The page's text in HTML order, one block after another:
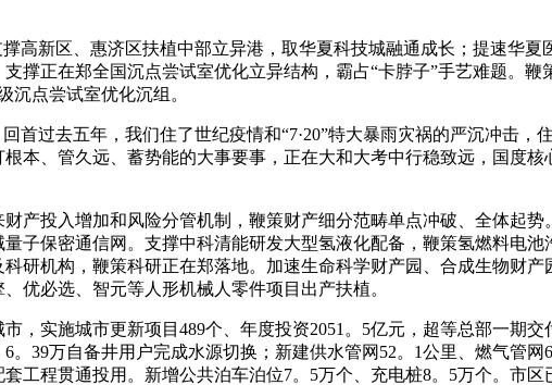
新区、惠济区扶植中部立异港，取华夏科技城融通成长；提速华夏
撑正在郑全国沉点尝试室优化立异结构，霸占“卡脖子”手艺难题。鞭
沉点尝试室优化沉组。
过去五年，我们住了世纪疫情和“7·20”特大暴雨灾祸的严沉冲击，
本、管久远、蓄势能的大事要事，正在大和大考中行稳致远，国度核
投入增加和风险分管机制，鞭策财产细分范畴单点冲破、全体起势
子保密通信网。支撑中科清能研发大型氢液化配备，鞭策氢燃料电池
研机构，鞭策科研正在郑落地。加速生命科学财产园、合成生物财产
优必选、智元等人形机械人零件项目出产扶植。
实施城市更新项目489个、年度投资2051。5亿元，超等总部一期交
39万自备井用户完成水源切换；新建供水管网52。1公里、燃气管网
工程贯通投用。新增公共泊车泊位7。5万个、充电桩8。5万个。市区